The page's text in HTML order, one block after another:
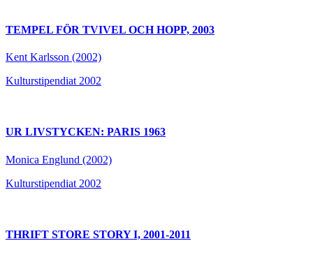
TEMPEL FÖR TVIVEL OCH HOPP, 2003
Kent Karlsson (2002)
Kulturstipendiat 2002
UR LIVSTYCKEN: PARIS 1963
Monica Englund (2002)
Kulturstipendiat 2002
THRIFT STORE STORY I, 2001-2011